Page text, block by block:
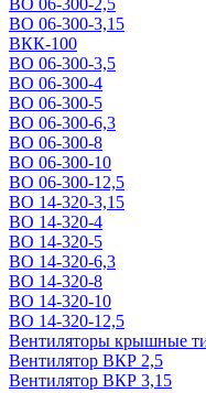
ВО 06-300-2,5
ВО 06-300-3,15
ВКК-100
ВО 06-300-3,5
ВО 06-300-4
ВО 06-300-5
ВО 06-300-6,3
ВО 06-300-8
ВО 06-300-10
ВО 06-300-12,5
ВО 14-320-3,15
ВО 14-320-4
ВО 14-320-5
ВО 14-320-6,3
ВО 14-320-8
ВО 14-320-10
ВО 14-320-12,5
Вентиляторы крышные
Вентилятор ВКР 2,5
Вентилятор ВКР 3,15